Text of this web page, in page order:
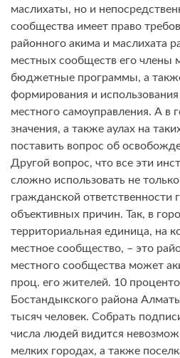
маслихаты, но и
сообщества имеет право
районного акима и маслихата
местных сообществ его члены
бюджетные программы, а
формирования и
местного самоуправления. А в
значения, а также аулах на
поставить вопрос об
Другой вопрос, что все эти
сложно использовать не
гражданской ответственности
объективных причин. Так, в
территориальная единица, на
местное сообщество, – это
местного сообщества может
проц. его жителей. 10
Бостандыкского района
тысяч человек. Собрать
числа людей видится
мелких городах, а также